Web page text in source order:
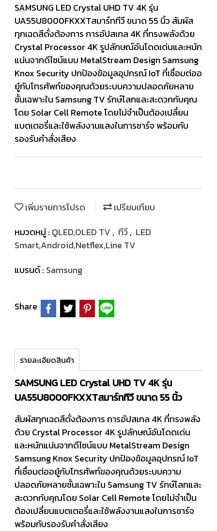
SAMSUNG LED Crystal UHD TV 4K รุ่น
UA55U8000FKXXTสมาร์ททีวี ขนาด 55 นิ้ว สัมผัส
ทุกเฉดสีดั่งต้องการ การอัปสเกล 4K ที่ทรงพลังด้วย
Crystal Processor 4K รูปลักษณ์อันโดดเด่นและหนัก
แน่นจากดีไซน์แบบ MetalStream Design Samsung
Knox Security ปกป้องข้อมูลอุปกรณ์ IoT ที่เชื่อมต่ออ
ยู๋กับโทรศัพท์ของคุณด้วยระบบความปลอดภัยหลาย
ชั้นเฉพาะใน Samsung TV รักษ์โลกและสะดวกกับคุณ
โดย Solar Cell Remote โดยไม่จำเป็นต้องเปลี่ยน
แบตเตอรี่และใช้พลังงานแสงในการชาร์จ พร้อมกับ
รองรับคำสั่งเสียง
เพิ่มรายการโปรด
เปรียบเทียบ
หมวดหมู่ : QLED,OLED TV , ทีวี , LED
Smart,Android,Netflex,Line TV
แบรนด์ : Samsung
Share
รายละเอียดสินค้า
SAMSUNG LED Crystal UHD TV 4K รุ่น
UA55U8000FKXXTสมาร์ททีวี ขนาด 55 นิ้ว
สัมผัสทุกเฉดสีดั่งต้องการ การอัปสเกล 4K ที่ทรงพลัง
ด้วย Crystal Processor 4K รูปลักษณ์อันโดดเด่น
และหนักแน่นจากดีไซน์แบบ MetalStream Design
Samsung Knox Security ปกป้องข้อมูลอุปกรณ์ IoT
ที่เชื่อมต่ออยู๋กับโทรศัพท์ของคุณด้วยระบบความ
ปลอดภัยหลายชั้นเฉพาะใน Samsung TV รักษ์โลกและ
สะดวกกับคุณโดย Solar Cell Remote โดยไม่จำเป็น
ต้องเปลี่ยนแบตเตอรี่และใช้พลังงานแสงในการชาร์จ
พร้อมกับรองรับคำสั่งเสียง